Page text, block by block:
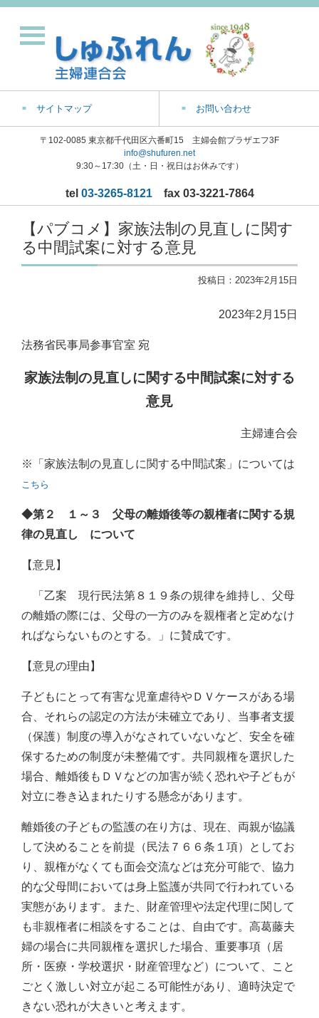
サイトマップ お問い合わせ
〒102-0085 東京都千代田区六番町15 主婦会館プラザエフ3F
info@shufuren.net
9:30～17:30（土・日・祝日はお休みです）
tel 03-3265-8121fax 03-3221-7864
【パブコメ】家族法制の見直しに関す
る中間試案に対する意見
投稿日： 2023年2月15日
2023年2月15日
法務省民事局参事官室 宛
家族法制の見直しに関する中間試案に対する
意見
主婦連合会
※「家族法制の見直しに関する中間試案」については
こちら
◆第２ １～３ 父母の離婚後等の親権者に関する規
律の見直し について
【意見】
「乙案 現行民法第８１９条の規律を維持し、父母
の離婚の際には、父母の一方のみを親権者と定めなけ
ればならないものとする。」に賛成です。
【意見の理由】
子どもにとって有害な児童虐待やＤＶケースがある場
合、それらの認定の方法が未確立であり、当事者支援
（保護）制度の導入がなされていないなど、安全を確
保するための制度が未整備です。共同親権を選択した
場合、離婚後もＤＶなどの加害が続く恐れや子どもが
対立に巻き込まれたりする懸念があります。
離婚後の子どもの監護の在り方は、現在、両親が協議
して決めることを前提（民法７６６条１項）としてお
り、親権がなくても面会交流などは充分可能で、協力
的な父母間においては身上監護が共同で行われている
実態があります。また、財産管理や法定代理に関して
も非親権者に相談をすることは、自由です。高葛藤夫
婦の場合に共同親権を選択した場合、重要事項（居
所・医療・学校選択・財産管理など）について、こと
ごとく激しい対立が起こる可能性があり、適時決定で
きない恐れが大きいと考えます。